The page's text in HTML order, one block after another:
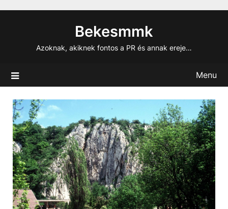
Bekesmmk
Azoknak, akiknek fontos a PR és annak ereje…
Menu